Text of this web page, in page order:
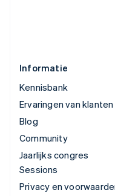
Informatie
Kennisbank
Ervaringen van klanten
Blog
Community
Jaarlijks congres
Sessions
Privacy en